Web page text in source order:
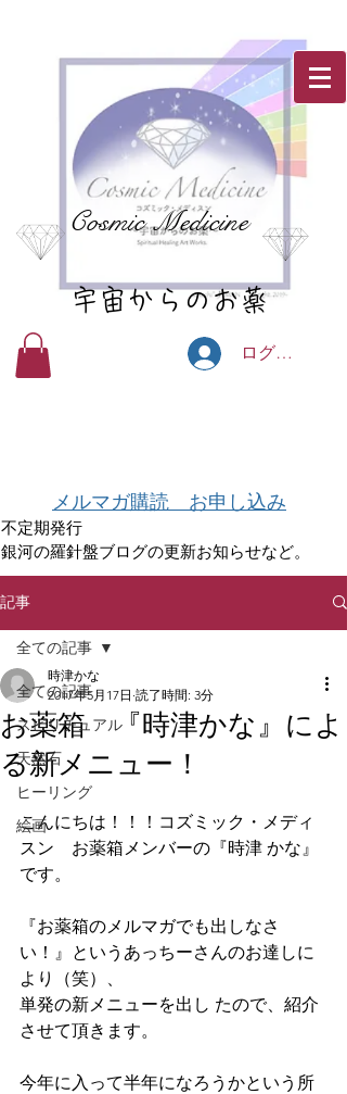
Cosmic Medicine
宇宙からのお薬
ログイン
メルマガ購読 お申し込み
不定期発行
銀河の羅針盤ブログの更新お知らせなど。
記事
全ての記事
スピリチュアル
天然石
ヒーリング
絵画
全ての記事
お薬箱 『時津かな』によ
る新メニュー！
時津かな
2017年5月17日 読了時間: 3分
こんにちは！！！コズミック・メディ
スン　お薬箱メンバーの『時津 かな』
です。
『お薬箱のメルマガでも出しなさ
い！』というあっちーさんのお達しに
より（笑）、
単発の新メニューを出し たので、紹介
させて頂きます。
今年に入って半年になろうかという所